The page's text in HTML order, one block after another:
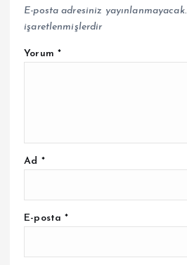
E-posta adresiniz yayınlanmayacak.
işaretlenmişlerdir
Yorum *
Ad *
E-posta*